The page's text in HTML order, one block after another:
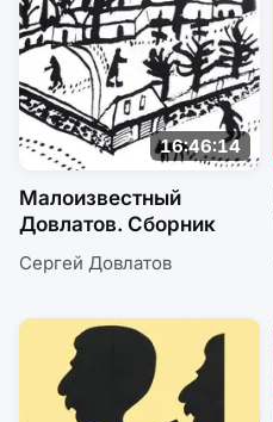
16:46:14
Малоизвестный
Довлатов. Сборник
Сергей Довлатов